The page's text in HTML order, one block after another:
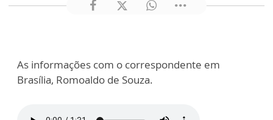
As informações com o correspondente em
Brasília, Romoaldo de Souza.